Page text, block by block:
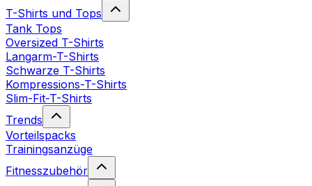
T-Shirts und Tops
Tank Tops
Oversized T-Shirts
Langarm-T-Shirts
Schwarze T-Shirts
Kompressions-T-Shirts
Slim-Fit-T-Shirts
Trends
Vorteilspacks
Trainingsanzüge
Fitnesszubehör